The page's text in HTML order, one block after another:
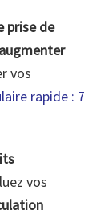
prise de
vos
rapide : 7
vos